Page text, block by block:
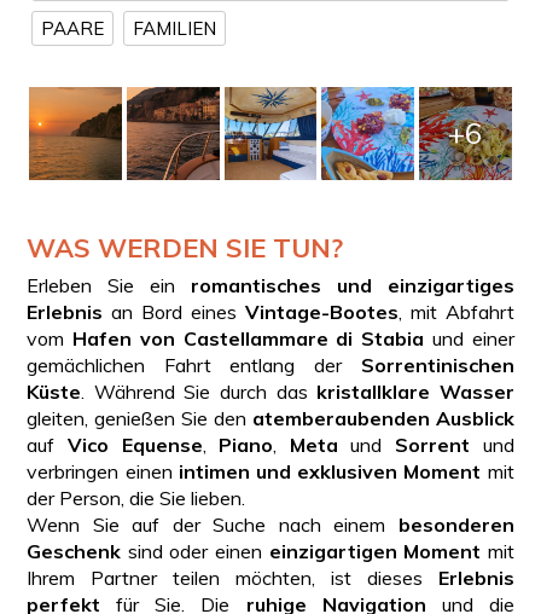
PAARE
FAMILIEN
+6
WAS WERDEN SIE TUN?
Erleben Sie ein romantisches und einzigartiges
Erlebnis an Bord eines Vintage-Bootes , mit Abfahrt
vom Hafen von Castellammare di Stabia und einer
gemächlichen Fahrt entlang der Sorrentinischen
Küste . Während Sie durch das kristallklare Wasser
gleiten, genießen Sie den atemberaubenden Ausblick
auf Vico Equense Piano Meta und Sorrent und
verbringen einen intimen und exklusiven Moment mit
der Person, die Sie lieben.
Wenn Sie auf der Suche nach einem besonderen
Geschenk sind oder einen einzigartigen Moment mit
Ihrem Partner teilen möchten, ist dieses Erlebnis
perfekt für Sie. Die ruhige Navigation und die